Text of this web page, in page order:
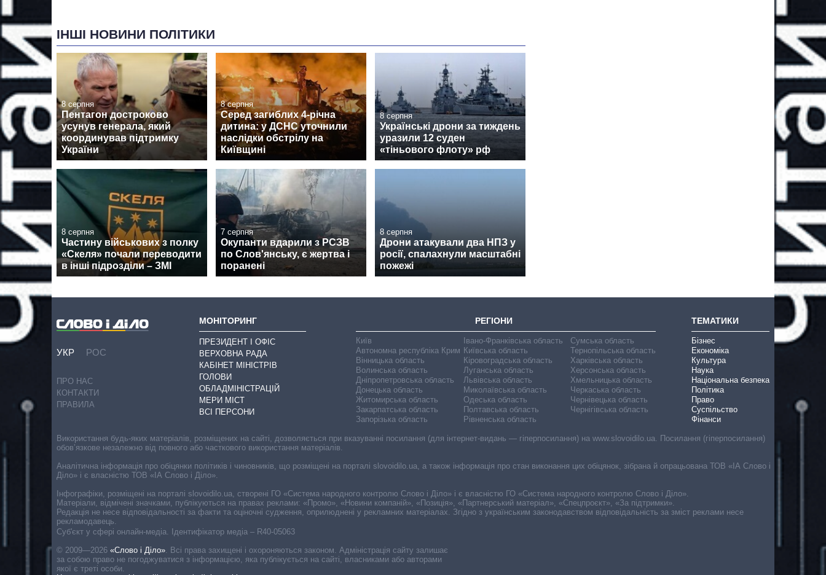
ІНШІ НОВИНИ ПОЛІТИКИ
8 серпня
Пентагон достроково
усунув генерала, який
координував підтримку
України
8 серпня
Серед загиблих 4-річна
дитина: у ДСНС уточнили
наслідки обстрілу на
Київщині
8 серпня
Українські дрони за тиждень
уразили 12 суден
«тіньового флоту» рф
8 серпня
Частину військових з полку
«Скеля» почали переводити
в інші підрозділи – ЗМІ
7 серпня
Окупанти вдарили з РСЗВ
по Слов'янську, є жертва і
поранені
8 серпня
Дрони атакували два НПЗ у
росії, спалахнули масштабні
пожежі
УКР РОС
ПРО НАС
КОНТАКТИ
ПРАВИЛА
МОНІТОРИНГ
ПРЕЗИДЕНТ І ОФІС
ВЕРХОВНА РАДА
КАБІНЕТ МІНІСТРІВ
ГОЛОВИ
ОБЛАДМІНІСТРАЦІЙ
МЕРИ МІСТ
ВСІ ПЕРСОНИ
РЕГІОНИ
Київ
Автономна республіка Крим
Вінницька область
Волинська область
Дніпропетровська область
Донецька область
Житомирська область
Закарпатська область
Запорізька область
Івано-Франківська область
Київська область
Кіровоградська область
Луганська область
Львівська область
Миколаївська область
Одеська область
Полтавська область
Рівненська область
Сумська область
Тернопільська область
Харківська область
Херсонська область
Хмельницька область
Черкаська область
Чернівецька область
Чернігівська область
ТЕМАТИКИ
Бізнес
Економіка
Культура
Наука
Національна безпека
Політика
Право
Суспільство
Фінанси
Cуб'єкт у сфері онлайн-медіа. Ідентифікатор медіа – R40-05063
© 2009—2026 «Слово і Діло». Всі права захищені і охороняються законом. Адміністрація сайту залишає
за собою право не погоджуватися з інформацією, яка публікується на сайті, власниками або авторами
якої є треті особи.
Використання будь-яких матеріалів, розміщених на сайті, дозволяється при вказуванні посилання (для інтернет-видань — гіперпосилання) на www.slovoidilo.ua. Посилання (гіперпосилання)
обов’язкове незалежно від повного або часткового використання матеріалів.
Аналітична інформація про обіцянки політиків і чиновників, що розміщені на порталі slovoidilo.ua, а також інформація про стан виконання цих обіцянок, зібрана й опрацьована ТОВ «ІА Слово і
Діло» і є власністю ТОВ «ІА Слово і Діло».
Інфографіки, розміщені на порталі slovoidilo.ua, створені ГО «Система народного контролю Слово і Діло» і є власністю ГО «Система народного контролю Слово і Діло».
Матеріали, відмічені значками, публікуються на правах реклами: «Промо», «Новини компаній», «Позиція», «Партнерський матеріал», «Спецпроєкт», «За підтримки».
Редакція не несе відповідальності за факти та оціночні судження, оприлюднені у рекламних матеріалах. Згідно з українським законодавством відповідальність за зміст реклами несе
рекламодавець.